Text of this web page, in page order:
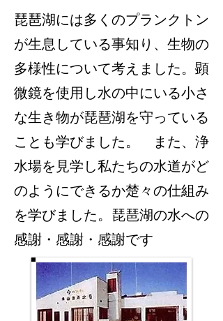
琵琶湖には多くのプランクトン
が生息している事知り、生物の
多様性について考えました。顕
微鏡を使用し水の中にいる小さ
な生き物が琵琶湖を守っている
ことも学びました。 また、浄
水場を見学し私たちの水道がど
のようにできるか楚々の仕組み
を学びました。琵琶湖の水への
感謝・感謝・感謝です